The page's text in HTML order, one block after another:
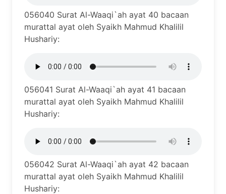
056040 Surat Al-Waaqi`ah ayat 40 bacaan
murattal ayat oleh Syaikh Mahmud Khalilil
Hushariy:
056041 Surat Al-Waaqi`ah ayat 41 bacaan
murattal ayat oleh Syaikh Mahmud Khalilil
Hushariy:
056042 Surat Al-Waaqi`ah ayat 42 bacaan
murattal ayat oleh Syaikh Mahmud Khalilil
Hushariy: